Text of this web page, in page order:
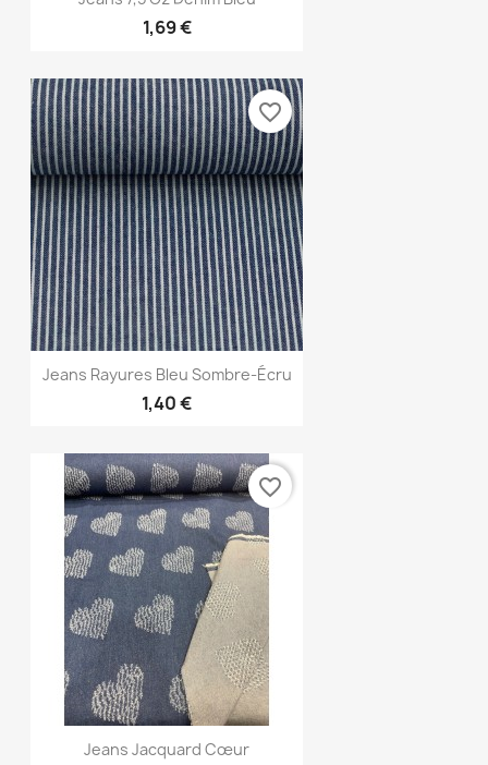
1,69 €
Aperçu rapide
Jeans Rayures Bleu Sombre-Écru
1,40 €
favorite_border
Aperçu rapide
Jeans Jacquard Cœur
favorite_border